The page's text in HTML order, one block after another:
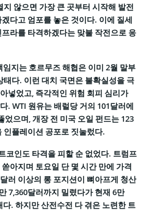
않으면 가장 큰 곳부터 시작해 발전
다고 엄포를 놓은 것이다. 이에 질세
라를 타격하겠다는 맞불 작전으로 응
지는 호르무즈 해협은 이미 2월 말부
다. 이런 대치 국면은 불확실성을 극
넣었고, 즉각적인 위험 회피 심리가
. WTI 원유는 배럴당 거의 101달러에
었으며, 개장 전 미국 오일 펀드는 123
인플레이션 공포로 짓눌렀다.
코인도 타격을 피할 순 없었다. 트럼프
아지며 토요일 단 몇 시간 만에 가격
러 이상의 롱 포지션이 뼈아프게 청산
7,360달러까지 밀렸다가 현재 6만
. 하지만 산전수전 다 겪은 노련한 트